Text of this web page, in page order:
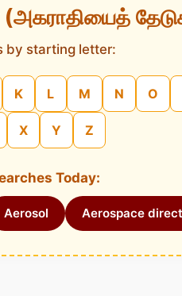
by starting letter:
K L M N O
X Y Z
Today:
Aerosol Aerospace